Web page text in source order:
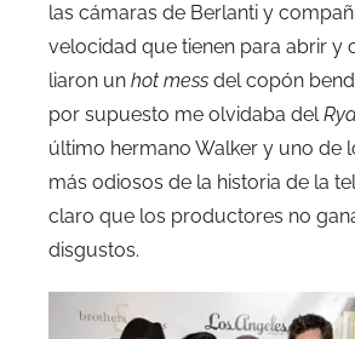
las cámaras de Berlanti y
velocidad que tienen para abrir y
liaron un hot mess del copón
por supuesto me olvidaba del
último hermano Walker y uno de
más odiosos de la historia de la
claro que los productores no
disgustos.